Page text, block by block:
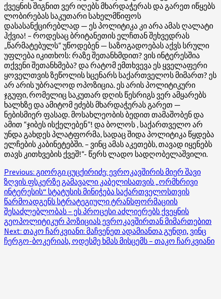
ქვეყნის შიგნით ვერ იღებს მხარდაჭერას და გარეთ იწყებს
ლობირებას საკუთარი სახელმწიფოს
დასასანქცირებლად — ეს პოლიტიკა კი არა ამას ღალატი
ჰქვია! – როდესაც ბრიტანეთის ელჩთან შეხვედრას
„წარმატებულს“ უწოდებენ — საზოგადოებას აქვს სრული
უფლება იკითხოს: რაზე შეთანხმდით? ვის ინტერესშია
თქვენი შეთანხმება? და რატომ ემთხვევა ეს ყველაფერი
ყოველთვის ზეწოლის სცენარს საქართველოს მიმართ? ეს
არ არის უბრალოდ ოპოზიცია. ეს არის პოლიტიკური
ჯგუფი, რომელიც საკუთარ დღის წესრიგს ვერ ამყარებს
ხალხზე და ამიტომ ეძებს მხარდაჭერას გარეთ —
ნებისმიერ ფასად. მოსახლეობის ბედით თამაშობენ და
ამით “ჯიბეს ისქელებენ”! და ბოლოს , საქართველო არ
უნდა გახდეს პლატფორმა, სადაც შიდა პოლიტიკა წყდება
ელჩების კაბინეტებში. – ვინც ამას აკეთებს, თავად იყენებს
თავს კითხვების ქვეშ!“- წერს ლადო სადღობელაშვილი.
Post
navigation
Previous: გიორგი ცუცქირიძე: ევროკავშირის მიერ შავი
ზღვის ფსკერზე გამავალი კაბელისათვის „ორმხრივი
ინტერესის“ სტატუსის მინიჭება საქართველოსთვის
წარმოადგენს სტრატეგიული ტრანსფორმაციის
შესაძლებლობას – ეს პროცესი აძლიერებს ქვეყნის
გეოპოლიტიკურ პოზიციას ევროკავშირთან მიმართებით
Next: თაკო ჩარკვიანი: მაჩვენეთ ადამიანთა გუნდი, ვინც
ჩერგო-ბოკერიას, ოდესმე ხმას მისცემს – თაკო ჩარკვიანი